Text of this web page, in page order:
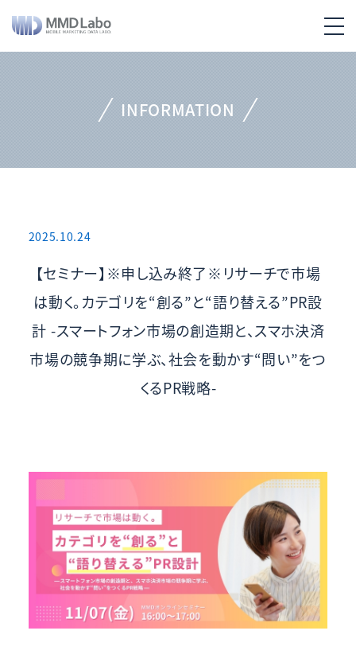
INFORMATION
2025.10.24
【セミナー】※申し込み終了※リサーチで市場
は動く。カテゴリを“創る”と“語り替える”PR設
計 -スマートフォン市場の創造期と、スマホ決済
市場の競争期に学ぶ、社会を動かす“問い”をつ
くるPR戦略-